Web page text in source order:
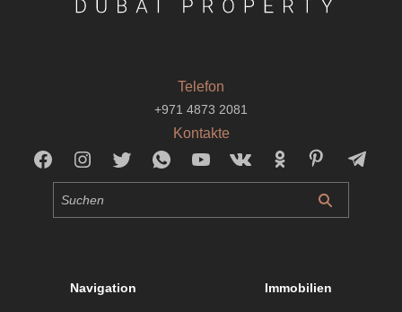
Telefon
+971 4873 2081
Kontakte
Navigation Immobilien